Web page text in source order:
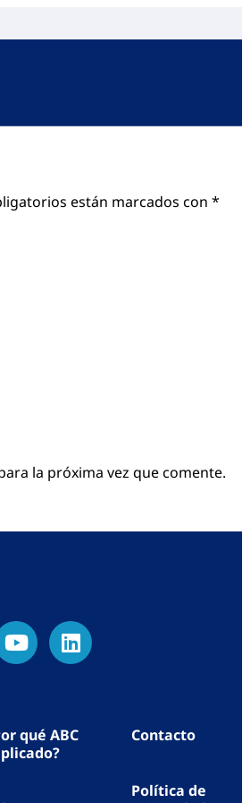
están marcados con *
la próxima vez que comente.
qué ABC
Contacto
Política de